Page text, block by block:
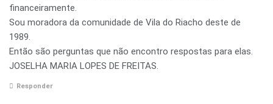
financeiramente.
Sou moradora da comunidade de Vila do Riacho deste de
1989.
Então são perguntas que não encontro respostas para elas.
JOSELHA MARIA LOPES DE FREITAS.
Responder